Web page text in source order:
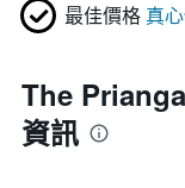
最佳價格 真
The
資訊